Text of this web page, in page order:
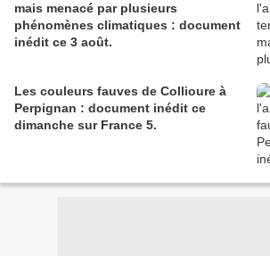
mais menacé par plusieurs
phénomènes climatiques : document
inédit ce 3 août.
Les couleurs fauves de Collioure à
Perpignan : document inédit ce
dimanche sur France 5.